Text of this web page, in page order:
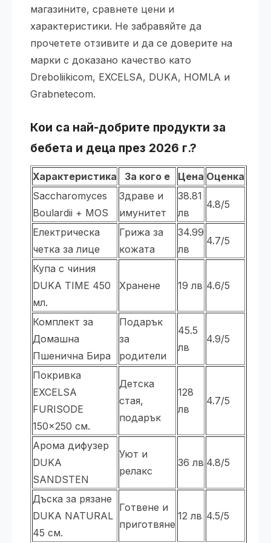
магазините, сравнете цени и
характеристики. Не забравяйте да
прочетете отзивите и да се доверите на
марки с доказано качество като
Dreboliikicom, EXCELSA, DUKA, HOMLA и
Grabnetecom.
Кои са най-добрите продукти за
бебета и деца през 2026 г.?
Характеристика За кого е Цена Оценка
Saccharomyces
Boulardii + MOS
Здраве и
имунитет
38.81
лв
4.8/5
Електрическа
четка за лице
Грижа за
кожата
34.99
лв
4.7/5
Купа с чиния
DUKA TIME 450
мл.
Хранене 19 лв 4.6/5
Комплект за
Домашна
Пшенична Бира
Подарък
за
родители
45.5
лв
4.9/5
Покривка
EXCELSA
FURISODE
150x250 см.
Детска
стая,
подарък
128
лв
4.7/5
Арома дифузер
DUKA
SANDSTEN
Уют и
релакс
36 лв 4.8/5
Дъска за рязане
DUKA NATURAL
45 см.
Готвене и
приготвяне
12 лв 4.5/5